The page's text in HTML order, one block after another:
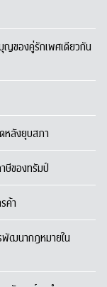
ญของคู่รักเพศเดียวกัน
หลังยุบสภา
ษีของทรัมป์
ค้า
พัฒนากฎหมายใน